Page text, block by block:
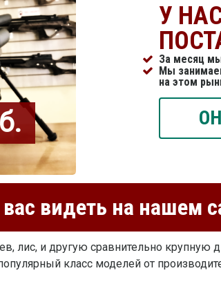
У
За месяц
Мы
на этом
видеть на нашем
лис, и другую сравнительно крупную
класс моделей от